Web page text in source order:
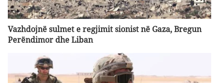
Vazhdojnë sulmet e regjimit sionist në Gaza, Bregun
Perëndimor dhe Liban